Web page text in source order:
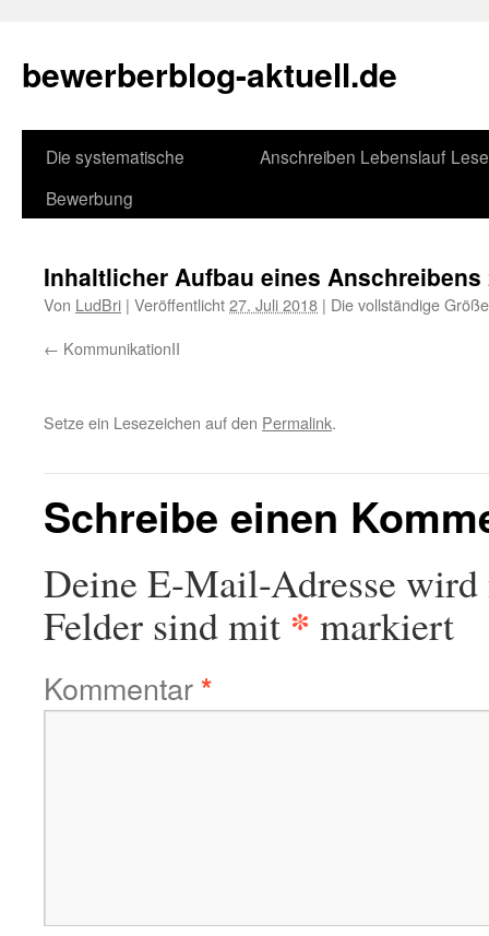
bewerberblog-aktuell.de
Die systematische
Bewerbung
Anschreiben Lebenslauf
Inhaltlicher Aufbau eines Anschreibens
Von LudBri | Veröffentlicht27. Juli 2018 | Die vollständige
KommunikationII
Setze ein Lesezeichen auf den Permalink.
Schreibe einen
Deine E-Mail-Adresse
Felder sind mit * markiert
Kommentar*